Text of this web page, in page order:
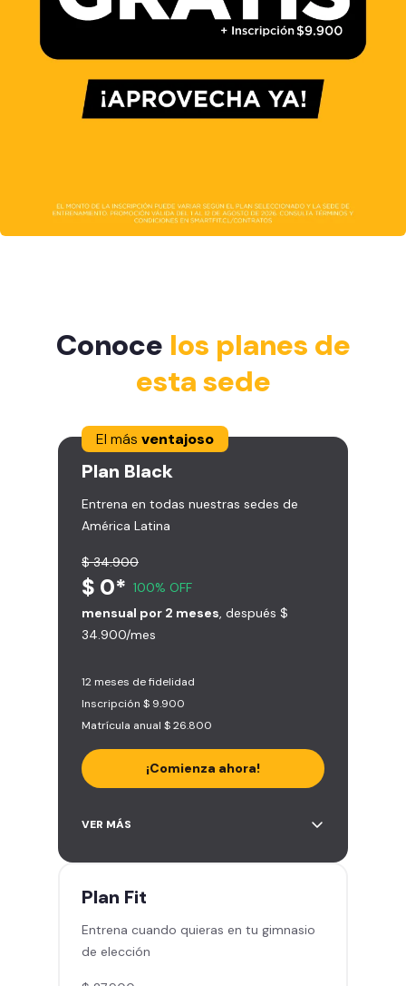
Conoce los planes de
esta sede
El más ventajoso
Plan Black
Entrena en todas nuestras sedes de
América Latina
$ 34.900
$ 0* 100% OFF
mensual por 2 meses , después $
34.900/mes
12 meses de fidelidad
Inscripción $ 9.900
Matrícula anual $ 26.800
¡Comienza ahora!
Acceso a más de 2.000 gimnasios
5 invitaciones al mes en el
1 Pase VIP de 15 días para un amigo
Smart Fit app – Tu plan de
entrenamiento personalizado
VER MÁS
Plan Fit
Entrena cuando quieras en tu gimnasio
de elección